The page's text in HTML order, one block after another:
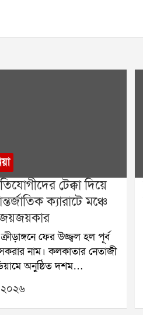
টেক্কা দিয়ে
ক্যারাটে মঞ্চে
ফের উজ্জ্বল হল পূর্ব
নাম। কলকাতার নেতাজী
অনুষ্ঠিত দশম
চ্যাম্পিয়নশিপে দুর্দান্ত
একটি ক্যারাটে
প্রতিযোগীরা। দেশের